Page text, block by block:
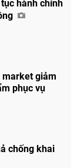
hành chính
market giảm
phục vụ
chống khai